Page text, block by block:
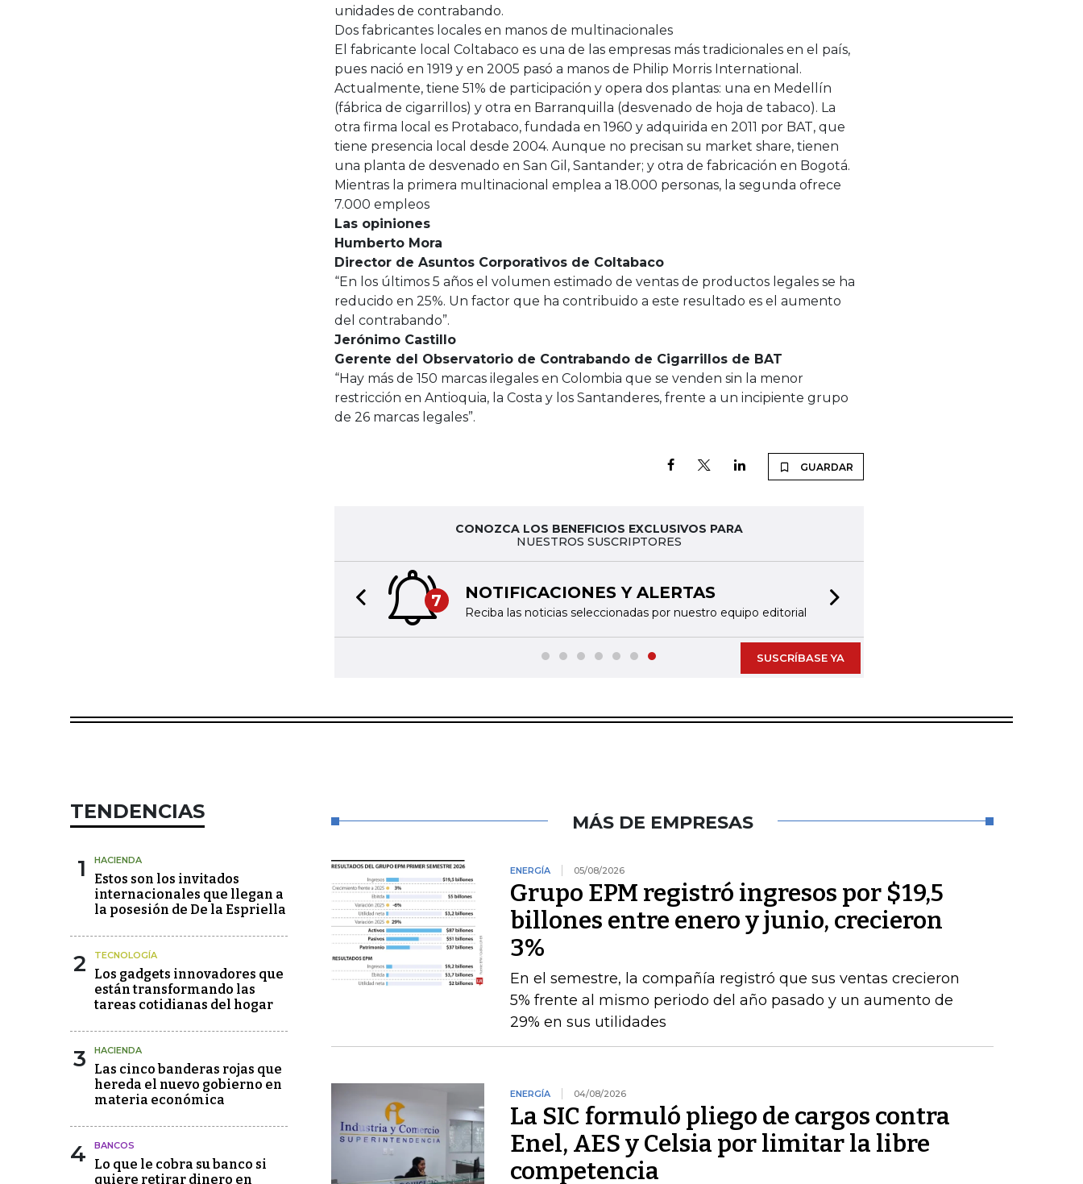
unidades de contrabando.
Dos fabricantes locales en manos de multinacionales
El fabricante local Coltabaco es una de las empresas más tradicionales en el país,
pues nació en 1919 y en 2005 pasó a manos de Philip Morris International.
Actualmente, tiene 51% de participación y opera dos plantas: una en Medellín
(fábrica de cigarrillos) y otra en Barranquilla (desvenado de hoja de tabaco). La
otra firma local es Protabaco, fundada en 1960 y adquirida en 2011 por BAT, que
tiene presencia local desde 2004. Aunque no precisan su market share, tienen
una planta de desvenado en San Gil, Santander; y otra de fabricación en Bogotá.
Mientras la primera multinacional emplea a 18.000 personas, la segunda ofrece
7.000 empleos
Las opiniones
Humberto Mora
Director de Asuntos Corporativos de Coltabaco
“En los últimos 5 años el volumen estimado de ventas de productos legales se ha
reducido en 25%. Un factor que ha contribuido a este resultado es el aumento
del contrabando”.
Jerónimo Castillo
Gerente del Observatorio de Contrabando de Cigarrillos de BAT
“Hay más de 150 marcas ilegales en Colombia que se venden sin la menor
restricción en Antioquia, la Costa y los Santanderes, frente a un incipiente grupo
de 26 marcas legales”.
GUARDAR
CONOZCA LOS BENEFICIOS EXCLUSIVOS PARA
NUESTROS SUSCRIPTORES
7 NOTIFICACIONES Y ALERTAS
Reciba las noticias seleccionadas por nuestro equipo editorial
Previous slide
SUSCRÍBASE YA
TENDENCIAS
1 HACIENDA
Estos son los invitados
internacionales que llegan a
la posesión de De la Espriella
2 TECNOLOGÍA
Los gadgets innovadores que
están transformando las
tareas cotidianas del hogar
3 HACIENDA
Las cinco banderas rojas que
hereda el nuevo gobierno en
materia económica
4 BANCOS
Lo que le cobra su banco si
quiere retirar dinero en
MÁS DE EMPRESAS
ENERGÍA 05/08/2026
Grupo EPM registró ingresos por $19,5
billones entre enero y junio, crecieron
3%
En el semestre, la compañía registró que sus ventas crecieron
5% frente al mismo periodo del año pasado y un aumento de
29% en sus utilidades
ENERGÍA 04/08/2026
La SIC formuló pliego de cargos contra
Enel, AES y Celsia por limitar la libre
competencia